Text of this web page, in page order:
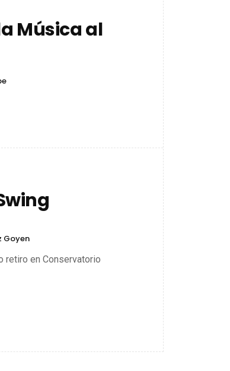
Música al
Goyen
retiro en Conservatorio